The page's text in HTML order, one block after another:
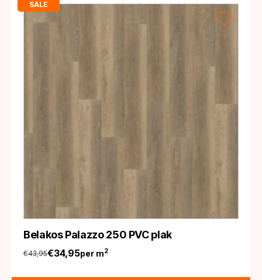
SALE
Belakos Palazzo 250 PVC plak
€43,95
Oorspronkelijke
prijs
€34,95
Huidige
prijs
per m2